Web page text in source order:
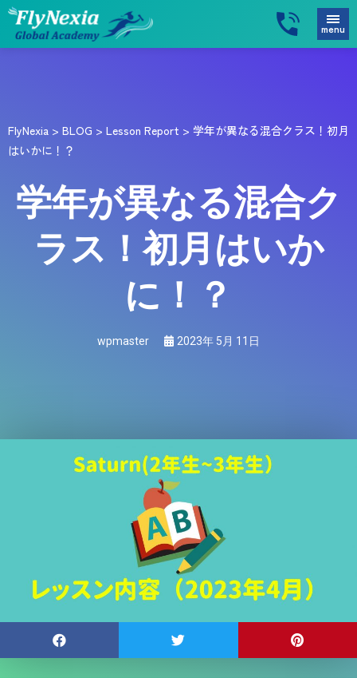
menu
FlyNexia > BLOG > Lesson Report > 学年が異なる混合クラス！初月
はいかに！？
学年が異なる混合ク
ラス！初月はいか
に！？
wpmaster 2023年 5月 11日